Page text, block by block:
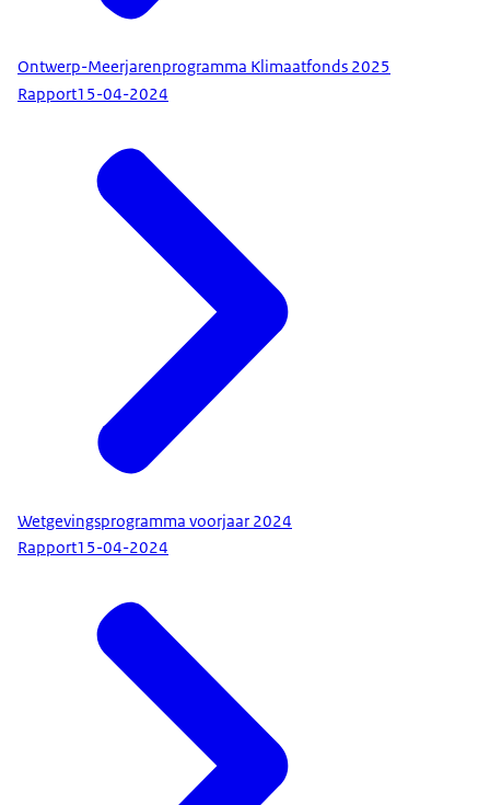
Ontwerp-Meerjarenprogramma Klimaatfonds 2025
Rapport15-04-2024
Wetgevingsprogramma voorjaar 2024
Rapport15-04-2024